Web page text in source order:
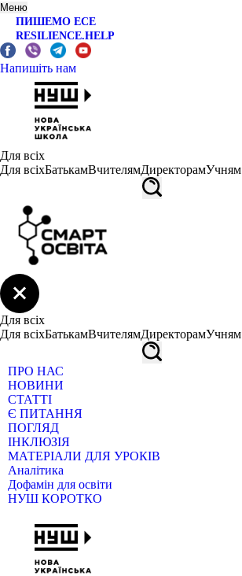
Меню
ПИШЕМО ЕСЕ
RESILIENCE.HELP
Напишіть нам
Для всіх
Для всіхБатькамВчителямДиректорамУчням
Для всіх
Для всіхБатькамВчителямДиректорамУчням
ПРО НАС
НОВИНИ
СТАТТІ
Є ПИТАННЯ
ПОГЛЯД
ІНКЛЮЗІЯ
МАТЕРІАЛИ ДЛЯ УРОКІВ
Аналітика
Дофамін для освіти
НУШ КОРОТКО